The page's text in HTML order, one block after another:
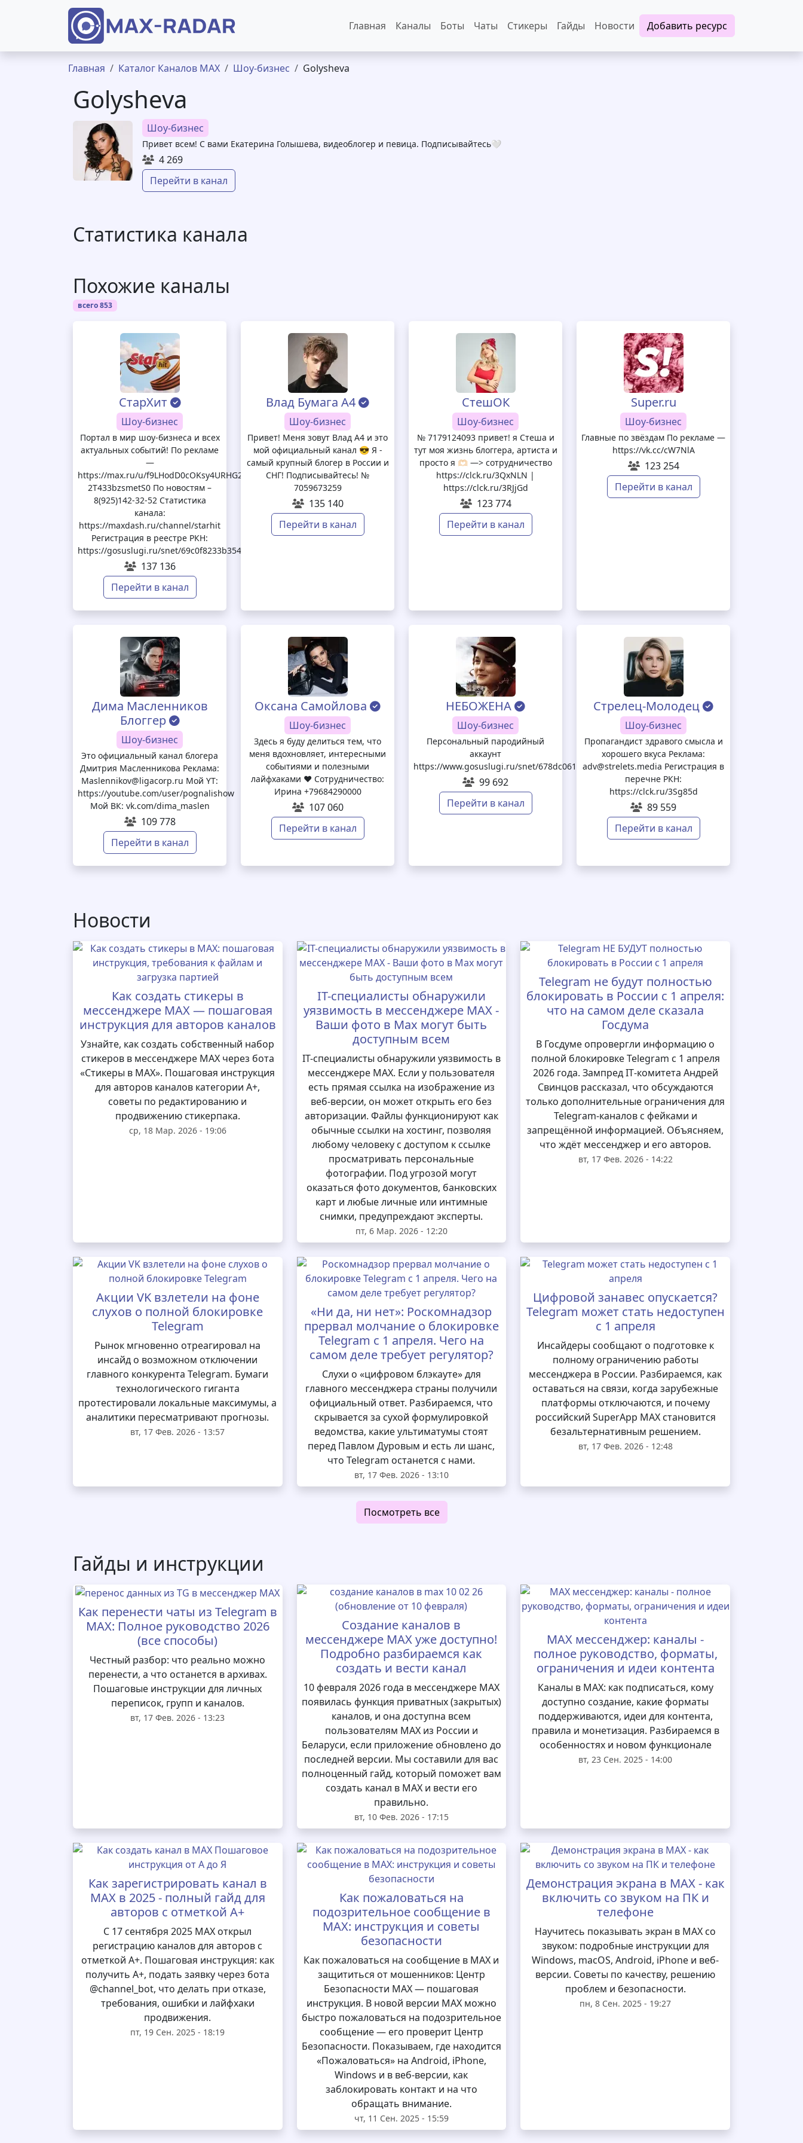
Перейти к основному содержанию
Основная навигация
Главная Каналы Боты Чаты Стикеры Гайды Новости Добавить ресурс
Строка навигации
Главная Каталог Каналов MAX Шоу-бизнес Golysheva
Golysheva
Шоу-бизнес
Привет всем! С вами Екатерина Голышева, видеоблогер и певица. Подписывайтесь🤍
4 269
Перейти в канал
Статистика канала
Похожие каналы
всего 853
СтарХит
Шоу-бизнес
Портал в мир шоу-бизнеса и всех
актуальных событий! По рекламе
—
https://max.ru/u/f9LHodD0cOKsy4URHG2b_yh7KN8GtvgGww1IctQRRmT5f-
2T433bzsmetS0 По новостям –
8(925)142-32-52 Статистика
канала:
https://maxdash.ru/channel/starhit
Регистрация в реестре РКН:
https://gosuslugi.ru/snet/69c0f8233b354c81f84f15aa
137 136
Перейти в канал
Влад Бумага А4
Шоу-бизнес
Привет! Меня зовут Влад А4 и это
мой официальный канал 😎 Я -
самый крупный блогер в России и
СНГ! Подписывайтесь! №
7059673259
135 140
Перейти в канал
СтешОК
Шоу-бизнес
№ 7179124093 привет! я Стеша и
тут моя жизнь блоггера, артиста и
просто я 🫶🏻 —> сотрудничество
https://clck.ru/3QxNLN |
https://clck.ru/3RJjGd
123 774
Перейти в канал
Super.ru
Шоу-бизнес
Главные по звёздам По рекламе —
https://vk.cc/cW7NlA
123 254
Перейти в канал
Дима Масленников
Блоггер
Шоу-бизнес
Это официальный канал блогера
Дмитрия Масленникова Реклама:
Maslennikov@ligacorp.ru Мой YT:
https://youtube.com/user/pognalishow
Мой ВК: vk.com/dima_maslen
109 778
Перейти в канал
Оксана Самойлова
Шоу-бизнес
Здесь я буду делиться тем, что
меня вдохновляет, интересными
событиями и полезными
лайфхаками ♥️ Сотрудничество:
Ирина +79684290000
107 060
Перейти в канал
НЕБОЖЕНА
Шоу-бизнес
Персональный пародийный
аккаунт
https://www.gosuslugi.ru/snet/678dc06158ab2221b0b3e402
99 692
Перейти в канал
Стрелец-Молодец
Шоу-бизнес
Пропагандист здравого смысла и
хорошего вкуса Реклама:
adv@strelets.media Регистрация в
перечне РКН:
https://clck.ru/3Sg85d
89 559
Перейти в канал
Новости
Как создать стикеры в
мессенджере MAX — пошаговая
инструкция для авторов каналов
Узнайте, как создать собственный набор
стикеров в мессенджере MAX через бота
«Стикеры в MAX». Пошаговая инструкция
для авторов каналов категории А+,
советы по редактированию и
продвижению стикерпака.
ср, 18 Мар. 2026 - 19:06
IT-специалисты обнаружили
уязвимость в мессенджере MAX -
Ваши фото в Max могут быть
доступным всем
IT-специалисты обнаружили уязвимость в
мессенджере MAX. Если у пользователя
есть прямая ссылка на изображение из
веб-версии, он может открыть его без
авторизации. Файлы функционируют как
обычные ссылки на хостинг, позволяя
любому человеку с доступом к ссылке
просматривать персональные
фотографии. Под угрозой могут
оказаться фото документов, банковских
карт и любые личные или интимные
снимки, предупреждают эксперты.
пт, 6 Мар. 2026 - 12:20
Telegram не будут полностью
блокировать в России с 1 апреля:
что на самом деле сказала
Госдума
В Госдуме опровергли информацию о
полной блокировке Telegram с 1 апреля
2026 года. Зампред IT‑комитета Андрей
Свинцов рассказал, что обсуждаются
только дополнительные ограничения для
Telegram‑каналов с фейками и
запрещённой информацией. Объясняем,
что ждёт мессенджер и его авторов.
вт, 17 Фев. 2026 - 14:22
Акции VK взлетели на фоне
слухов о полной блокировке
Telegram
Рынок мгновенно отреагировал на
инсайд о возможном отключении
главного конкурента Telegram. Бумаги
технологического гиганта
протестировали локальные максимумы, а
аналитики пересматривают прогнозы.
вт, 17 Фев. 2026 - 13:57
«Ни да, ни нет»: Роскомнадзор
прервал молчание о блокировке
Telegram с 1 апреля. Чего на
самом деле требует регулятор?
Слухи о «цифровом блэкауте» для
главного мессенджера страны получили
официальный ответ. Разбираемся, что
скрывается за сухой формулировкой
ведомства, какие ультиматумы стоят
перед Павлом Дуровым и есть ли шанс,
что Telegram останется с нами.
вт, 17 Фев. 2026 - 13:10
Цифровой занавес опускается?
Telegram может стать недоступен
с 1 апреля
Инсайдеры сообщают о подготовке к
полному ограничению работы
мессенджера в России. Разбираемся, как
оставаться на связи, когда зарубежные
платформы отключаются, и почему
российский SuperApp MAX становится
безальтернативным решением.
вт, 17 Фев. 2026 - 12:48
Посмотреть все
Гайды и инструкции
Как перенести чаты из Telegram в
MAX: Полное руководство 2026
(все способы)
Честный разбор: что реально можно
перенести, а что останется в архивах.
Пошаговые инструкции для личных
переписок, групп и каналов.
вт, 17 Фев. 2026 - 13:23
Создание каналов в
мессенджере MAX уже доступно!
Подробно разбираемся как
создать и вести канал
10 февраля 2026 года в мессенджере MAX
появилась функция приватных (закрытых)
каналов, и она доступна всем
пользователям MAX из России и
Беларуси, если приложение обновлено до
последней версии. Мы составили для вас
полноценный гайд, который поможет вам
создать канал в MAX и вести его
правильно.
вт, 10 Фев. 2026 - 17:15
MAX мессенджер: каналы -
полное руководство, форматы,
ограничения и идеи контента
Каналы в MAX: как подписаться, кому
доступно создание, какие форматы
поддерживаются, идеи для контента,
правила и монетизация. Разбираемся в
особенностях и новом функционале
вт, 23 Сен. 2025 - 14:00
Как зарегистрировать канал в
MAX в 2025 - полный гайд для
авторов с отметкой А+
С 17 сентября 2025 MAX открыл
регистрацию каналов для авторов с
отметкой А+. Пошаговая инструкция: как
получить А+, подать заявку через бота
@channel_bot, что делать при отказе,
требования, ошибки и лайфхаки
продвижения.
пт, 19 Сен. 2025 - 18:19
Как пожаловаться на
подозрительное сообщение в
MAX: инструкция и советы
безопасности
Как пожаловаться на сообщение в MAX и
защититься от мошенников: Центр
Безопасности MAX — пошаговая
инструкция. В новой версии MAX можно
быстро пожаловаться на подозрительное
сообщение — его проверит Центр
Безопасности. Показываем, где находится
«Пожаловаться» на Android, iPhone,
Windows и в веб-версии, как
заблокировать контакт и на что
обращать внимание.
чт, 11 Сен. 2025 - 15:59
Демонстрация экрана в MAX - как
включить со звуком на ПК и
телефоне
Научитесь показывать экран в MAX со
звуком: подробные инструкции для
Windows, macOS, Android, iPhone и веб-
версии. Советы по качеству, решению
проблем и безопасности.
пн, 8 Сен. 2025 - 19:27